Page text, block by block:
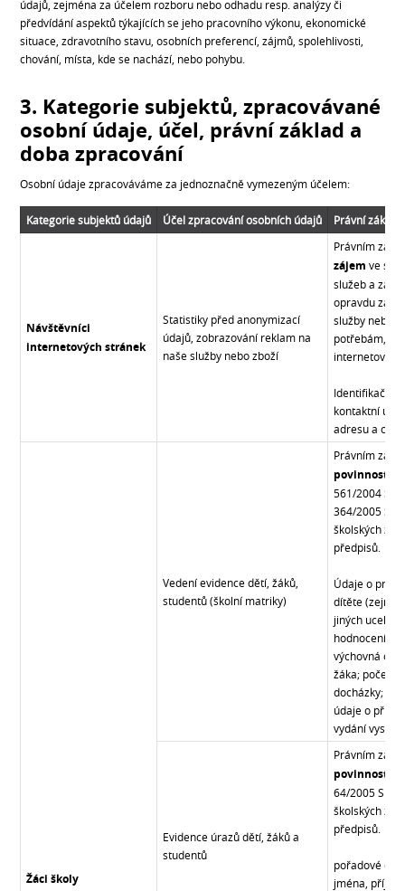
údajů, zejména za účelem rozboru nebo odhadu resp. analýzy či
předvídání aspektů týkajících se jeho pracovního výkonu, ekonomické
situace, zdravotního stavu, osobních preferencí, zájmů, spolehlivosti,
chování, místa, kde se nachází, nebo pohybu.
3. Kategorie subjektů, zpracovávané
osobní údaje, účel, právní základ a
doba zpracování
Osobní údaje zpracováváme za jednoznačně vymezeným účelem:
Kategorie subjektů údajů Účel zpracování osobních údajů Právní
Návštěvníci
internetových stránek
Statistiky před anonymizací
údajů, zobrazování reklam na
naše služby nebo zboží
Právním
zájem ve
služeb a
opravdu
služby nebo
potřebám, na
internetové
Identifikační
kontaktní
adresu a
Žáci školy
Vedení evidence dětí, žáků,
studentů (školní matriky)
Právním
povinnosti
561/2004
364/2005
školských
předpisů.
Údaje o
dítěte
jiných
hodnocení
výchovná
žáka; počet
docházky;
údaje o
vydání
Evidence úrazů dětí, žáků a
studentů
Právním
povinnosti
64/2005 Sb.,
školských
předpisů.
pořadové
jména,